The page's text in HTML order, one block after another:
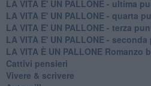
LA VITA E' UN PALLONE - ultima
LA VITA E' UN PALLONE - quarta
LA VITA E' UN PALLONE - terza
LA VITA E' UN PALLONE -
LA VITA È UN PALLONE Romanzo
Cattivi pensieri
Vivere & scrivere